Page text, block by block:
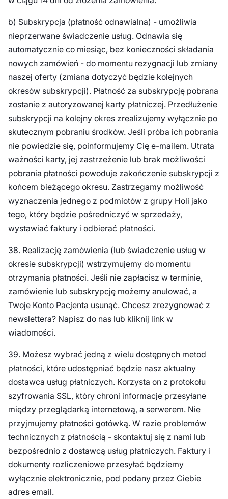
b) Subskrypcja (płatność odnawialna) - umożliwia
nieprzerwane świadczenie usług. Odnawia się
automatycznie co miesiąc, bez konieczności składania
nowych zamówień - do momentu rezygnacji lub zmiany
naszej oferty (zmiana dotyczyć będzie kolejnych
okresów subskrypcji). Płatność za subskrypcję pobrana
zostanie z autoryzowanej karty płatniczej. Przedłużenie
subskrypcji na kolejny okres zrealizujemy wyłącznie po
skutecznym pobraniu środków. Jeśli próba ich pobrania
nie powiedzie się, poinformujemy Cię e-mailem. Utrata
ważności karty, jej zastrzeżenie lub brak możliwości
pobrania płatności powoduje zakończenie subskrypcji z
końcem bieżącego okresu. Zastrzegamy możliwość
wyznaczenia jednego z podmiotów z grupy Holi jako
tego, który będzie pośredniczyć w sprzedaży,
wystawiać faktury i odbierać płatności.
38. Realizację zamówienia (lub świadczenie usług w
okresie subskrypcji) wstrzymujemy do momentu
otrzymania płatności. Jeśli nie zapłacisz w terminie,
zamówienie lub subskrypcję możemy anulować, a
Twoje Konto Pacjenta usunąć. Chcesz zrezygnować z
newslettera? Napisz do nas lub kliknij link w
wiadomości.
39. Możesz wybrać jedną z wielu dostępnych metod
płatności, które udostępniać będzie nasz aktualny
dostawca usług płatniczych. Korzysta on z protokołu
szyfrowania SSL, który chroni informacje przesyłane
między przeglądarką internetową, a serwerem. Nie
przyjmujemy płatności gotówką. W razie problemów
technicznych z płatnością - skontaktuj się z nami lub
bezpośrednio z dostawcą usług płatniczych. Faktury i
dokumenty rozliczeniowe przesyłać będziemy
wyłącznie elektronicznie, pod podany przez Ciebie
adres email.